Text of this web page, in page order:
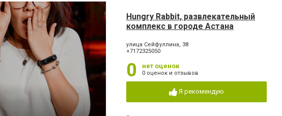
Hungry Rabbit, развлекательный
комплекс в городе Астана
улица Сейфуллина, 38
+7172325050
0 нет оценок
0 оценок и отзывов
Я рекомендую